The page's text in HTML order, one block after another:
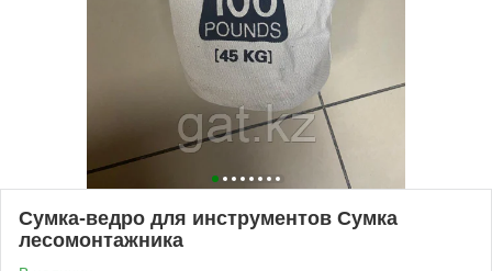
Сумка-ведро для инструментов Сумка
лесомонтажника